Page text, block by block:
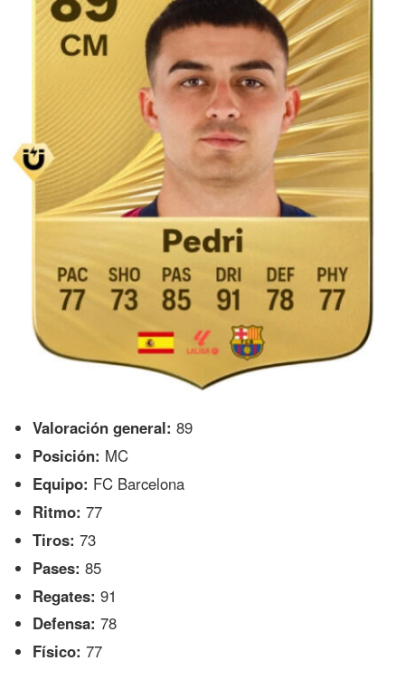
Valoración general: 89
Posición: MC
Equipo: FC Barcelona
Ritmo: 77
Tiros: 73
Pases: 85
Regates: 91
Defensa: 78
Físico: 77